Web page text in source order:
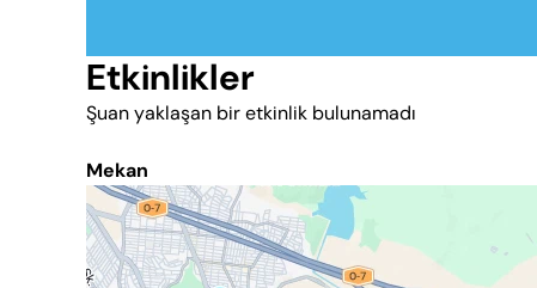
Etkinlikler
Şuan yaklaşan bir etkinlik bulunamadı
Mekan